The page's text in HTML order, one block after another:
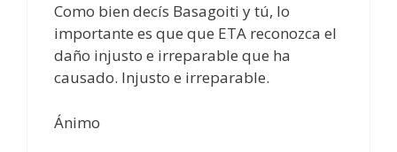
Como bien decís Basagoiti y tú, lo
importante es que que ETA reconozca el
daño injusto e irreparable que ha
causado. Injusto e irreparable.
Ánimo